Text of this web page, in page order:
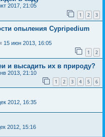
2017, 21:05
1 2 3
опыления Cypripedium
15 июн 2013, 16:05
1 2
и высадить их в природу?
2013, 21:10
1 2 3 4 5 6
2012, 16:35
2012, 15:16